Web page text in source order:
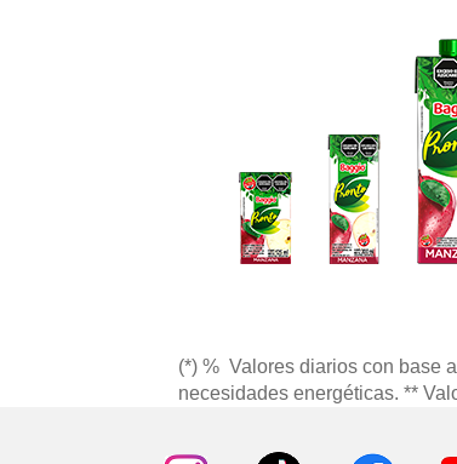
(*) % Valores diarios con base
necesidades energéticas. **